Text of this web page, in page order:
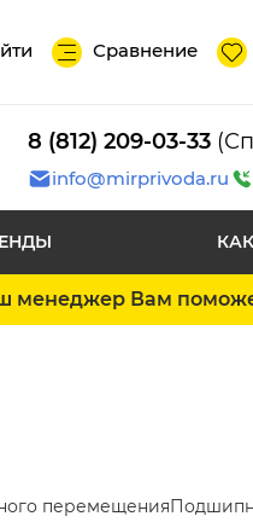
Сравнение
8 (812) 209-03-33
info@mirprivoda.ru
менеджер Вам
перемещения